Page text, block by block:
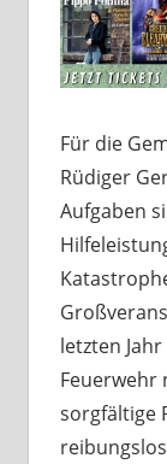
Für die
Rüdiger
Aufgaben
letzten
Feuerwehr
sorgfältige